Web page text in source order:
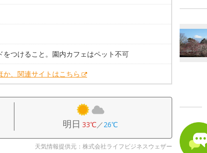
をつけること。園内カフェはペット不可
か、関連サイトはこちら
明日 33℃／26℃
天気情報提供元：株式会社ライフビジネスウェザー